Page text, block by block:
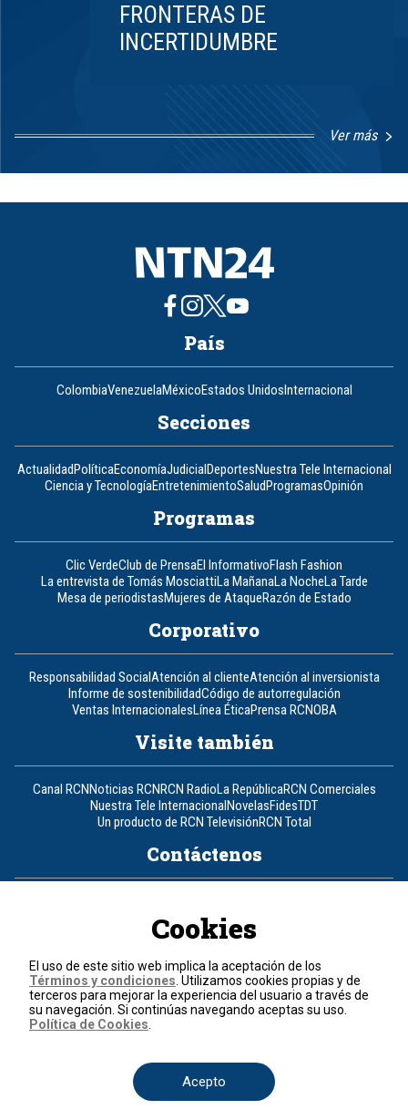
FRONTERAS DE
INCERTIDUMBRE
Ver más
1
8
País
ColombiaVenezuelaMéxicoEstados UnidosInternacional
Secciones
ActualidadPolíticaEconomíaJudicialDeportesNuestra Tele Internacional
Ciencia y TecnologíaEntretenimientoSaludProgramasOpinión
Programas
Clic VerdeClub de PrensaEl InformativoFlash Fashion
La entrevista de Tomás MosciattiLa MañanaLa NocheLa Tarde
Mesa de periodistasMujeres de AtaqueRazón de Estado
Corporativo
Responsabilidad SocialAtención al clienteAtención al inversionista
Informe de sostenibilidadCódigo de autorregulación
Ventas InternacionalesLínea ÉticaPrensa RCNOBA
Visite también
Canal RCNNoticias RCNRCN RadioLa RepúblicaRCN Comerciales
Nuestra Tele InternacionalNovelasFidesTDT
Un producto de RCN TelevisiónRCN Total
Contáctenos
Política de cookies
Términos y condiciones
© 2026, RCN Medios.
Todos los derechos reservados.
Cookies
El uso de este sitio web implica la aceptación de los
Términos y condiciones . Utilizamos cookies propias y de
terceros para mejorar la experiencia del usuario a través de
su navegación. Si continúas navegando aceptas su uso.
Política de Cookies
Acepto